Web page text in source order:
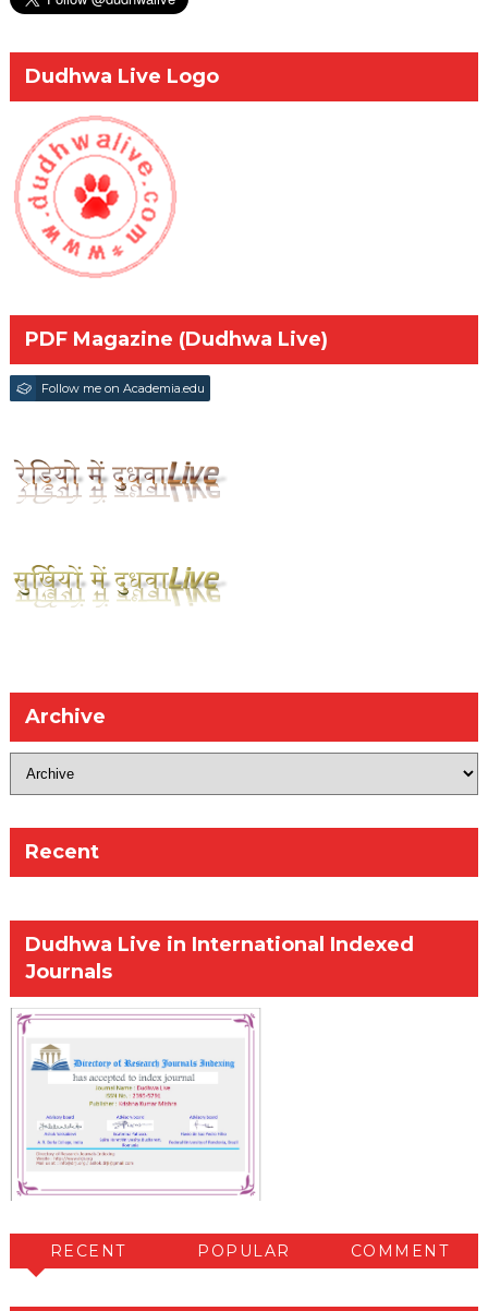
Dudhwa Live Logo
PDF Magazine (Dudhwa Live)
Follow me on Academia.edu
Archive
Recent
Dudhwa Live in International Indexed
Journals
RECENT POPULAR COMMENT